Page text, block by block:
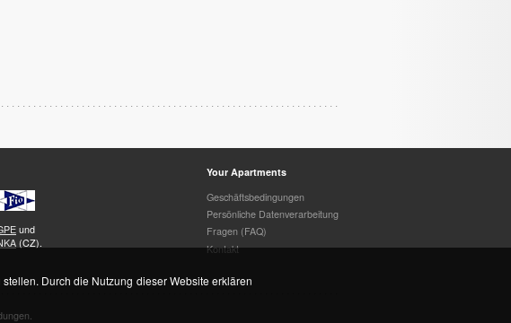
Durch die Nutzung dieser Website erklären
und
(CZ).
Your Apartments
Geschäftsbedingungen
Persönliche Datenverarbeitung
Fragen (FAQ)
Kontakt